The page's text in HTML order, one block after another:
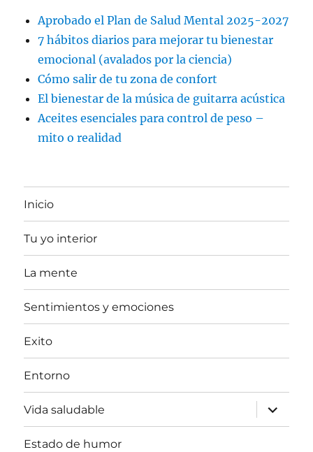
Aprobado el Plan de Salud Mental 2025-2027
7 hábitos diarios para mejorar tu bienestar
emocional (avalados por la ciencia)
Cómo salir de tu zona de confort
El bienestar de la música de guitarra acústica
Aceites esenciales para control de peso –
mito o realidad
Inicio
Tu yo interior
La mente
Sentimientos y emociones
Exito
Entorno
Vida saludable
expande
el
menú
Estado de humor